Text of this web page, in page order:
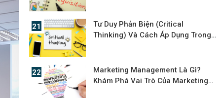
Tư Duy Phản Biện (Critical
Thinking) Và Cách Áp Dụng Trong
Marketing Management Là Gì?
Khám Phá Vai Trò Của Marketing